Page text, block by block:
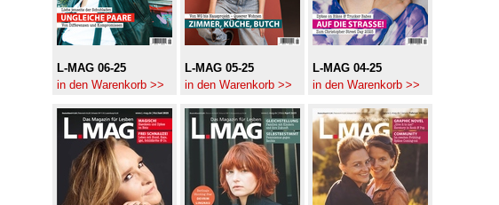
L-MAG 06-25
in den Warenkorb >>
L-MAG 05-25
in den Warenkorb >>
L-MAG 04-25
in den Warenkorb >>